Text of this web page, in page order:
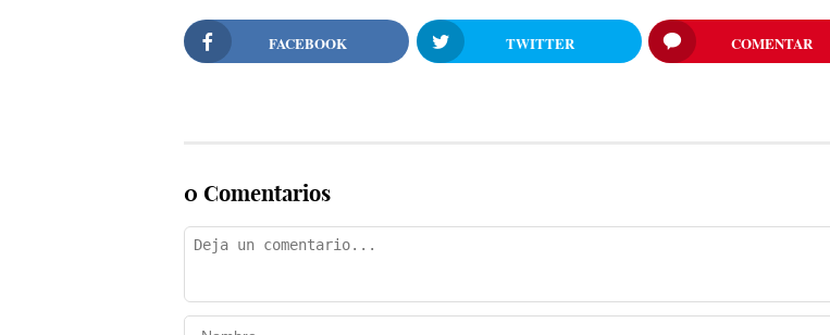
FACEBOOK TWITTER COMENTAR
0 Comentarios